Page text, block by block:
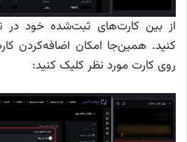
از بین کارت‌های ثبت‌شده خود در
کنید. همین‌جا امکان اضافه‌کردن
روی کارت مورد نظر کلیک کنید: